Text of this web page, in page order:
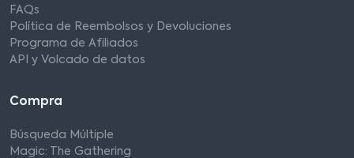
FAQs
Política de Reembolsos y Devoluciones
Programa de Afiliados
API y Volcado de datos
Compra
Búsqueda Múltiple
Magic: The Gathering